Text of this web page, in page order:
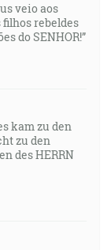
veio aos
filhos rebeldes
do SENHOR!”
kam zu den
zu den
des HERRN